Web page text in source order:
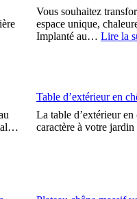
Vous souhaitez
espace unique,
Implanté au… Lire la
Table d’extérieur en
La table d’extérieur
caractère à votre